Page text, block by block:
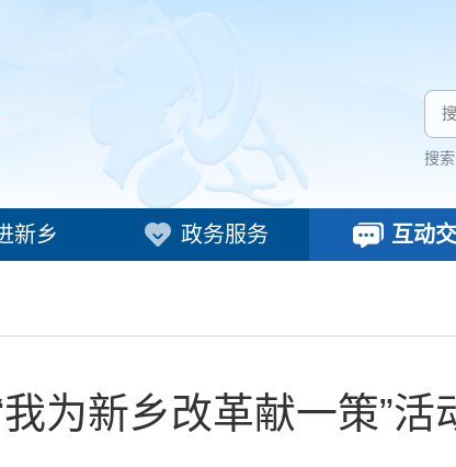
搜索
新乡 政务服务 互动
为新乡改革献一策”活